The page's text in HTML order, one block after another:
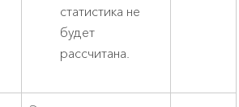
статистика не
будет
рассчитана.